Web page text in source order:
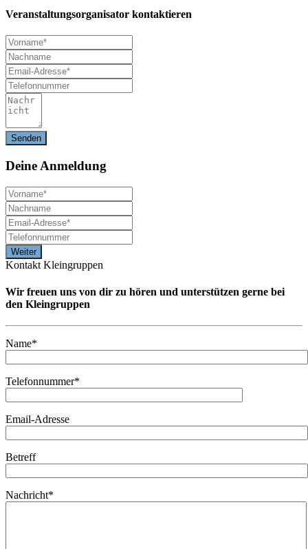
Veranstaltungsorganisator kontaktieren
Deine Anmeldung
Kontakt Kleingruppen
Wir freuen uns von dir zu hören und unterstützen gerne bei
den Kleingruppen
Name*
Telefonnummer*
Email-Adresse
Betreff
Nachricht*